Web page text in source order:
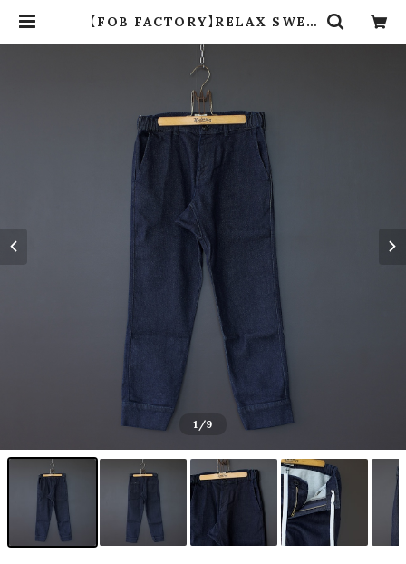
【FOB FACTORY】RELAX SWEA
1 /9